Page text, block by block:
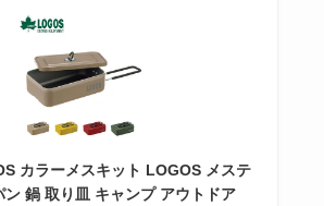
カラーメスキット LOGOS メステ
ン 鍋 取り皿 キャンプ アウトドア